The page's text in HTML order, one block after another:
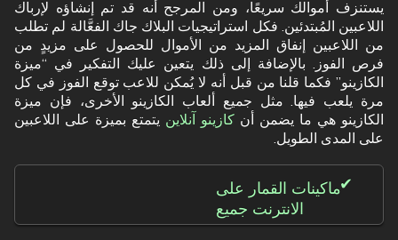
يستنزف أموالك سريعًا، ومن المرجح أنه قد تم إنشاؤه لإرباك
اللاعبين المُبتدئين. فكل استراتيجيات البلاك جاك الفعَّالة لم تطلب
من اللاعبين إنفاق المزيد من الأموال للحصول على مزيدٍ من
فرص الفوز. بالإضافة إلى ذلك يتعين عليك التفكير في “ميزة
الكازينو” فكما قلنا من قبل أنه لا يُمكن للاعب توقع الفوز في كل
مرة يلعب فيها. مثل جميع ألعاب الكازينو الأخرى، فإن ميزة
الكازينو هي ما يضمن أن كازينو آنلاين يتمتع بميزة على اللاعبين
على المدى الطويل.
ماكينات القمار على
الانترنت جميع